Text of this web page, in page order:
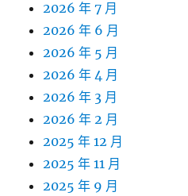
2026 年 7 月
2026 年 6 月
2026 年 5 月
2026 年 4 月
2026 年 3 月
2026 年 2 月
2025 年 12 月
2025 年 11 月
2025 年 9 月